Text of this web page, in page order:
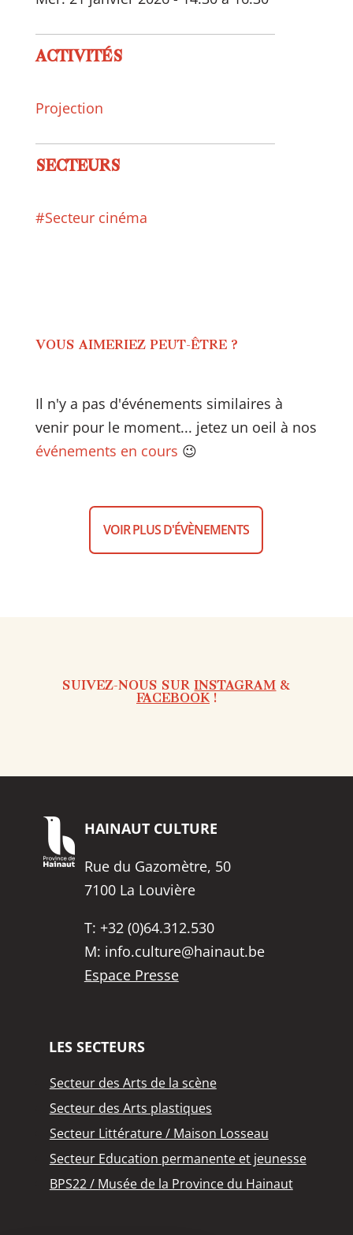
ACTIVITÉS
Projection
SECTEURS
#Secteur cinéma
VOUS AIMERIEZ PEUT-ÊTRE ?
Il n'y a pas d'événements similaires à
venir pour le moment... jetez un oeil à nos
événements en cours 😉
VOIR PLUS D'ÉVÈNEMENTS
SUIVEZ-NOUS SURINSTAGRAM &
FACEBOOK!
HAINAUT CULTURE
Rue du Gazomètre, 50
7100 La Louvière
T: +32 (0)64.312.530
M: info.culture@hainaut.be
Espace Presse
LES SECTEURS
Secteur des Arts de la scène
Secteur des Arts plastiques
Secteur Littérature / Maison Losseau
Secteur Education permanente et jeunesse
BPS22 / Musée de la Province du Hainaut